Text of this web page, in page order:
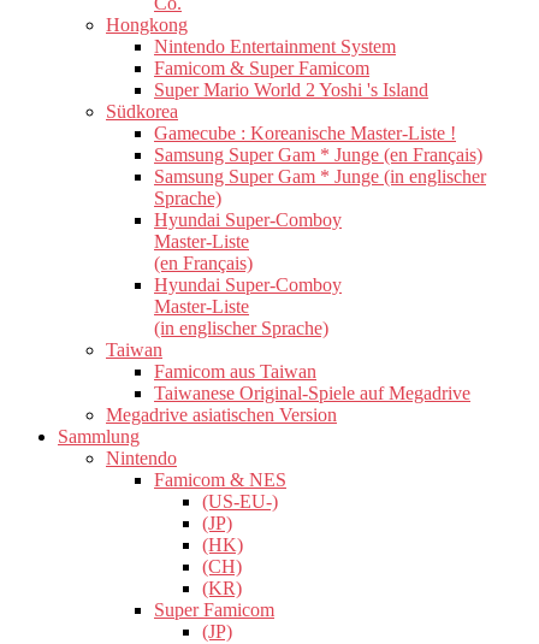
Hongkong
Nintendo Entertainment System
Famicom & Super Famicom
Super Mario World 2 Yoshi 's Island
Südkorea
Gamecube : Koreanische Master-Liste !
Samsung Super Gam * Junge (en Français)
Samsung Super Gam * Junge (in englischer
Sprache)
Hyundai Super-Comboy
Master-Liste
(en Français)
Hyundai Super-Comboy
Master-Liste
(in englischer Sprache)
Taiwan
Famicom aus Taiwan
Taiwanese Original-Spiele auf Megadrive
Megadrive asiatischen Version
Sammlung
Nintendo
Famicom & NES
(US-EU-)
(JP)
(HK)
(CH)
(KR)
Super Famicom
(JP)